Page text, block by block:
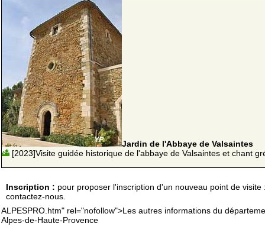
Jardin de l'Abbaye de Valsaintes
[2023]Visite guidée historique de l'abbaye de Valsaintes et chant
Inscription : pour proposer l'inscription d'un nouveau point de visite
contactez-nous.
ALPESPRO.htm" rel="nofollow">Les autres informations du
Alpes-de-Haute-Provence